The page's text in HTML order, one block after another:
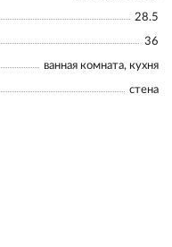
28.5
36
ванная комната, кухня
стена